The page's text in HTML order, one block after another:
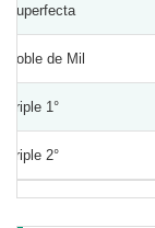
Superfecta
Doble de Mil
Triple 1°
Triple 2°